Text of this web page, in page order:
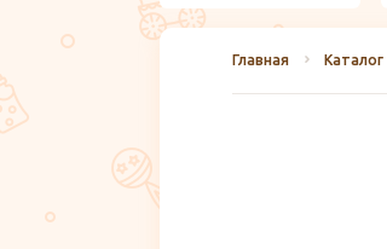
Главная Каталог